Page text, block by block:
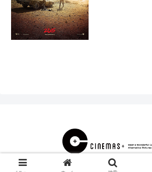
© 2000 CINEMAS＋.